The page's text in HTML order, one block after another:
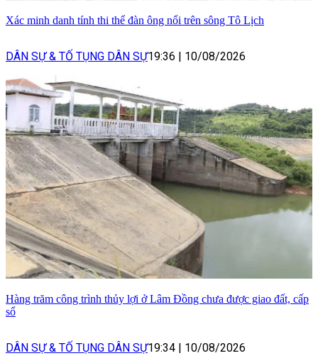
Xác minh danh tính thi thể đàn ông nổi trên sông Tô Lịch
DÂN SỰ & TỐ TỤNG DÂN SỰ19:36 10/08/2026
Hàng trăm công trình thủy lợi ở Lâm Đồng chưa được giao đất, cấp
sổ
DÂN SỰ & TỐ TỤNG DÂN SỰ19:34 10/08/2026